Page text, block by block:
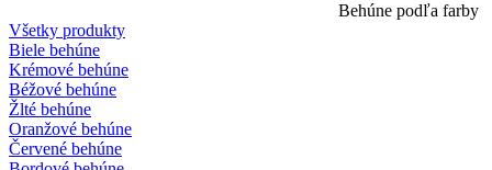
Behúne podľa farby
Všetky produkty
Biele behúne
Krémové behúne
Béžové behúne
Žlté behúne
Oranžové behúne
Červené behúne